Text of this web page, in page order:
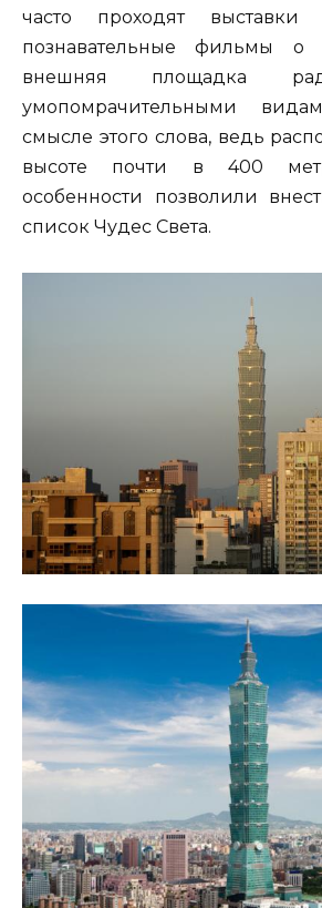
часто проходят выставки
познавательные фильмы о
внешняя площадка
умопомрачительными
смысле этого слова, ведь
высоте почти в 400
особенности позволили
список Чудес Света.